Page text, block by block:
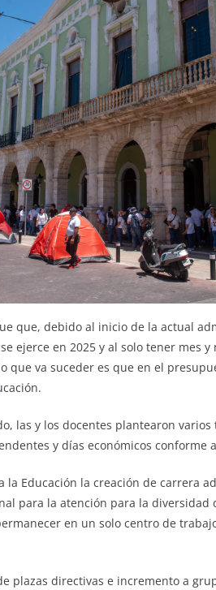
que, debido al inicio de la actual
ejerce en 2025 y al solo tener mes
que va suceder es que en el
las y los docentes plantearon
y días económicos conforme
la Educación la creación de carrera
para la atención para la
en un solo centro de
plazas directivas e incremento a